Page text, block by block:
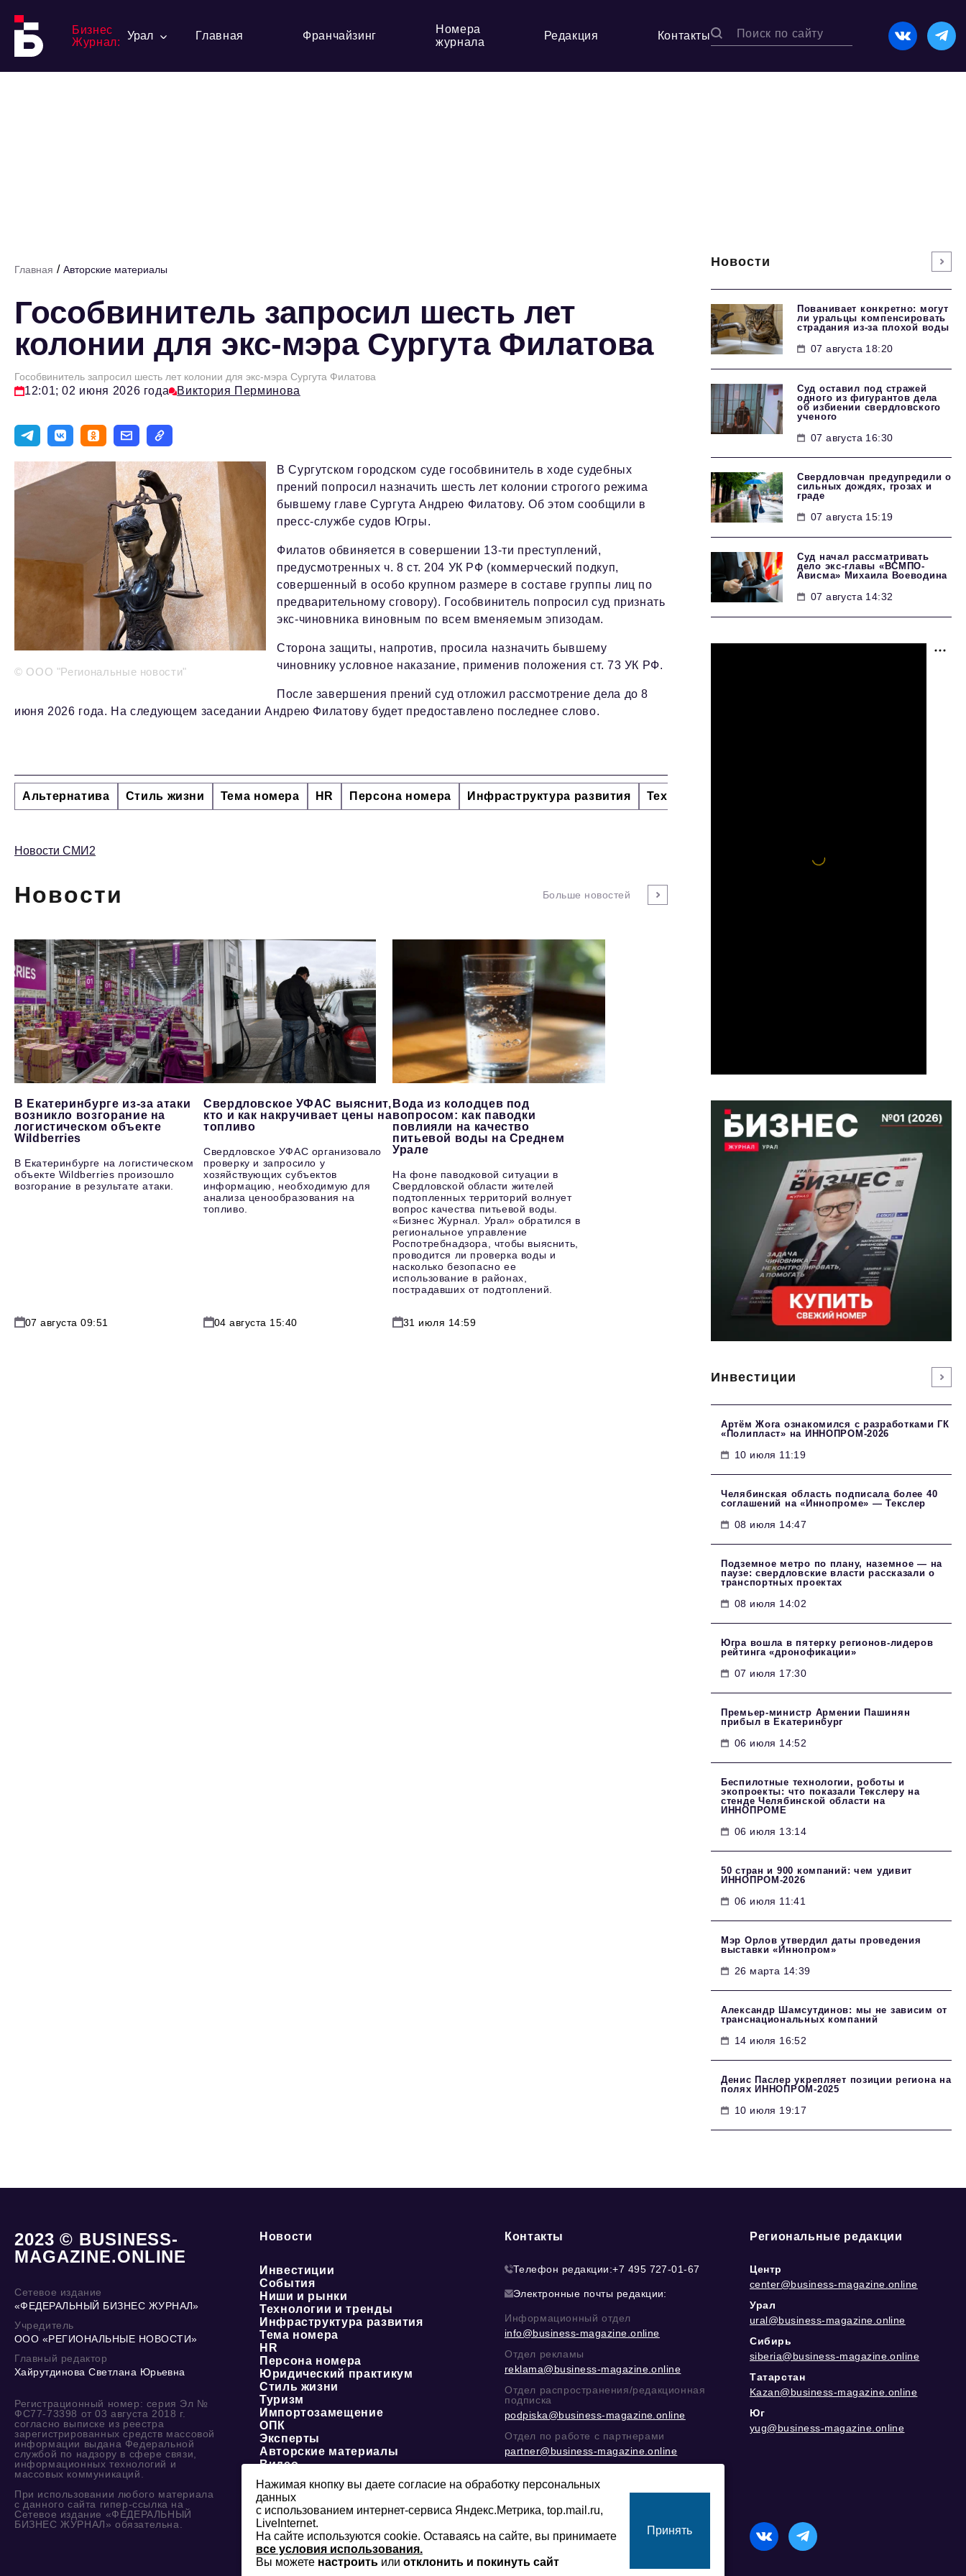
Бизнес
Журнал:
Урал Главная Франчайзинг
Номера
журнала
Редакция Контакты
Главная / Авторские материалы
Гособвинитель запросил шесть лет
колонии для экс-мэра Сургута Филатова
Гособвинитель запросил шесть лет колонии для экс-мэра Сургута Филатова
12:01; 02 июня 2026 года Виктория Перминова
© ООО "Региональные новости"
В Сургутском городском суде гособвинитель в ходе судебных
прений попросил назначить шесть лет колонии строгого режима
бывшему главе Сургута Андрею Филатову. Об этом сообщили в
пресс-службе судов Югры.
Филатов обвиняется в совершении 13-ти преступлений,
предусмотренных ч. 8 ст. 204 УК РФ (коммерческий подкуп,
совершенный в особо крупном размере в составе группы лиц по
предварительному сговору). Гособвинитель попросил суд признать
экс-чиновника виновным по всем вменяемым эпизодам.
Сторона защиты, напротив, просила назначить бывшему
чиновнику условное наказание, применив положения ст. 73 УК РФ.
После завершения прений суд отложил рассмотрение дела до 8
июня 2026 года. На следующем заседании Андрею Филатову будет предоставлено последнее слово.
Альтернатива Стиль жизни Тема номера HR Персона номера Инфраструктура развития Технологии и тренды
Новости СМИ2
Новости Больше новостей
В Екатеринбурге из-за атаки
возникло возгорание на
логистическом объекте
Wildberries
В Екатеринбурге на логистическом
объекте Wildberries произошло
возгорание в результате атаки.
07 августа 09:51
Свердловское УФАС выяснит,
кто и как накручивает цены на
топливо
Свердловское УФАС организовало
проверку и запросило у
хозяйствующих субъектов
информацию, необходимую для
анализа ценообразования на
топливо.
04 августа 15:40
Вода из колодцев под
вопросом: как паводки
повлияли на качество
питьевой воды на Среднем
Урале
На фоне паводковой ситуации в
Свердловской области жителей
подтопленных территорий волнует
вопрос качества питьевой воды.
«Бизнес Журнал. Урал» обратился в
региональное управление
Роспотребнадзора, чтобы выяснить,
проводится ли проверка воды и
насколько безопасно ее
использование в районах,
пострадавших от подтоплений.
31 июля 14:59
Новости
Пованивает конкретно: могут
ли уральцы компенсировать
страдания из-за плохой воды
07 августа 18:20
Суд оставил под стражей
одного из фигурантов дела
об избиении свердловского
ученого
07 августа 16:30
Свердловчан предупредили о
сильных дождях, грозах и
граде
07 августа 15:19
Суд начал рассматривать
дело экс-главы «ВСМПО-
Ависма» Михаила Воеводина
07 августа 14:32
Инвестиции
Артём Жога ознакомился с разработками ГК
«Полипласт» на ИННОПРОМ-2026
10 июля 11:19
Челябинская область подписала более 40
соглашений на «Иннопроме» — Текслер
08 июля 14:47
Подземное метро по плану, наземное — на
паузе: свердловские власти рассказали о
транспортных проектах
08 июля 14:02
Югра вошла в пятерку регионов-лидеров
рейтинга «дронофикации»
07 июля 17:30
Премьер-министр Армении Пашинян
прибыл в Екатеринбург
06 июля 14:52
Беспилотные технологии, роботы и
экопроекты: что показали Текслеру на
стенде Челябинской области на
ИННОПРОМЕ
06 июля 13:14
50 стран и 900 компаний: чем удивит
ИННОПРОМ‑2026
06 июля 11:41
Мэр Орлов утвердил даты проведения
выставки «Иннопром»
26 марта 14:39
Александр Шамсутдинов: мы не зависим от
транснациональных компаний
14 июля 16:52
Денис Паслер укрепляет позиции региона на
полях ИННОПРОМ-2025
10 июля 19:17
2023 © BUSINESS-
MAGAZINE.ONLINE
Сетевое издание
«ФЕДЕРАЛЬНЫЙ БИЗНЕС ЖУРНАЛ»
Учредитель
ООО «РЕГИОНАЛЬНЫЕ НОВОСТИ»
Главный редактор
Хайрутдинова Светлана Юрьевна
Регистрационный номер: серия Эл №
ФС77-73398 от 03 августа 2018 г.
согласно выписке из реестра
зарегистрированных средств массовой
информации выдана Федеральной
службой по надзору в сфере связи,
информационных технологий и
массовых коммуникаций.
При использовании любого материала
с данного сайта гипер-ссылка на
Сетевое издание «ФЕДЕРАЛЬНЫЙ
БИЗНЕС ЖУРНАЛ» обязательна.
Новости
Инвестиции
События
Ниши и рынки
Технологии и тренды
Инфраструктура развития
Тема номера
HR
Персона номера
Юридический практикум
Стиль жизни
Туризм
Импортозамещение
ОПК
Эксперты
Авторские материалы
Видео
Контакты
Телефон редакции:+7 495 727-01-67
Электронные почты редакции:
Информационный отдел
info@business-magazine.online
Отдел рекламы
reklama@business-magazine.online
Отдел распространения/редакционная
подписка
podpiska@business-magazine.online
Отдел по работе с партнерами
partner@business-magazine.online
@mazovилиMAX
16+
Сайт может содержать контент, не предназначенный для лиц
младше 16-ти лет.
Региональные редакции
Центр
center@business-magazine.online
Урал
ural@business-magazine.online
Сибирь
siberia@business-magazine.online
Татарстан
Kazan@business-magazine.online
Юг
yug@business-magazine.online
Нажимая кнопку вы даете согласие на обработку персональных
данных
с использованием интернет-сервиса Яндекс.Метрика, top.mail.ru,
LiveInternet.
На сайте используются cookie. Оставаясь на сайте, вы принимаете
все условия использования.
Вы можете настроить или отклонить и покинуть сайт
Принять